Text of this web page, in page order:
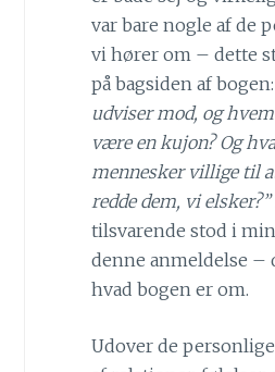
var bare nogle af de
vi hører om – dette
på bagsiden af bogen:
udviser mod, og
være en kujon? Og
mennesker villige til
redde dem, vi elsker?”
tilsvarende stod i
denne anmeldelse –
hvad bogen er om.
Udover de